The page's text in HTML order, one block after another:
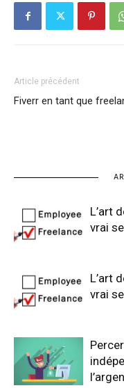
Article précédent
Fiverr en tant que
L’art
vrai
L’art
vrai